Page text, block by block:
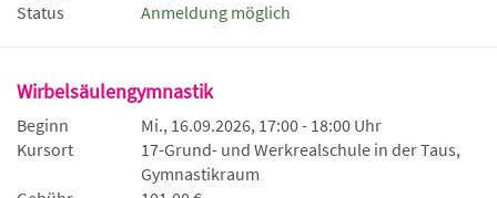
Status
Anmeldung möglich
Wirbelsäulengymnastik
Beginn
Mi., 16.09.2026, 17:00 - 18:00 Uhr
Kursort
17-Grund- und Werkrealschule in der Taus,
Gymnastikraum